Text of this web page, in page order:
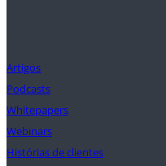
Artigos
Podcasts
Whitepapers
Webinars
Histórias de clientes